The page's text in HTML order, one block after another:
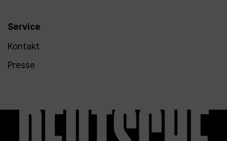
Service
Kontakt
Presse